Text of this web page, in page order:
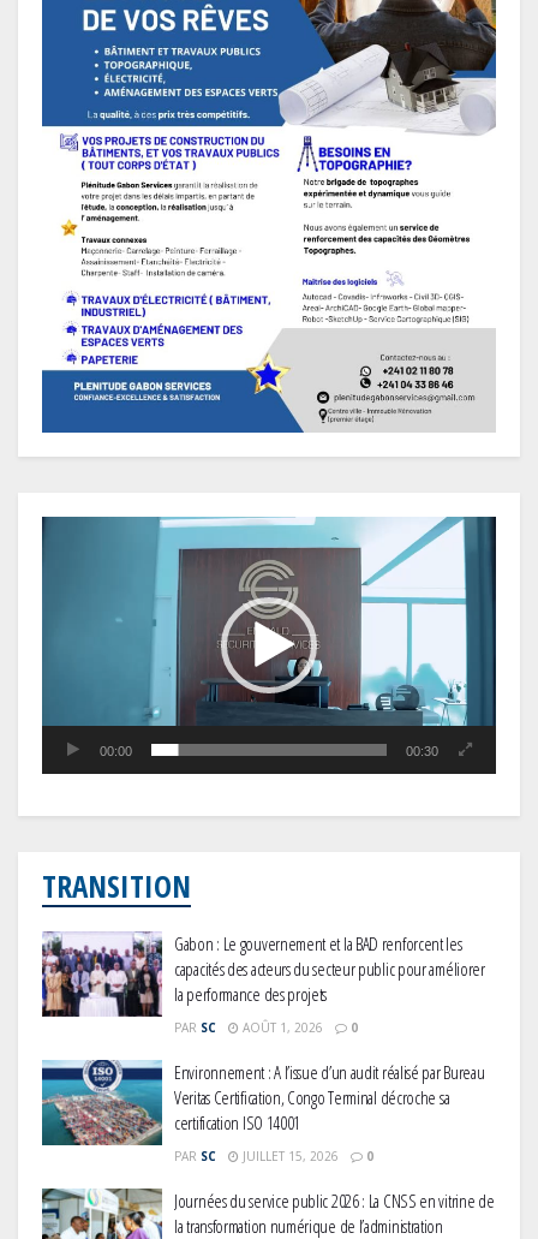
00:00 00:30
TRANSITION
Gabon : Le gouvernement et la BAD renforcent les
capacités des acteurs du secteur public pour améliorer
la performance des projets
PAR SC AOÛT 1, 2026 0
Environnement : A l’issue d’un audit réalisé par Bureau
Veritas Certification, Congo Terminal décroche sa
certification ISO 14001
PAR SC JUILLET 15, 2026 0
Journées du service public 2026 : La CNSS en vitrine de
la transformation numérique de l’administration